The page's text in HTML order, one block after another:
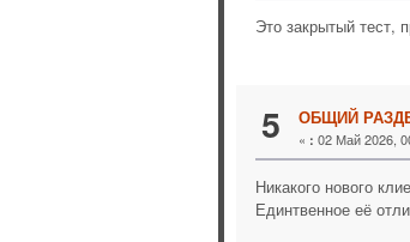
Это закрытый тест,
5 ОБЩИЙ
« : 02 Май 2026,
Никакого нового
Единтвенное её